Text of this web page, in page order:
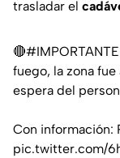
trasladar el
🔴#IMPORTANTE
fuego, la zona
espera del
Con información:
pic.twitter.com/